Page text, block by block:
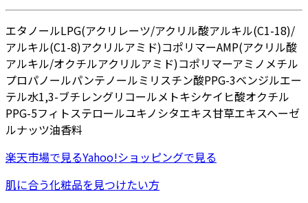
エタノールLPG(アクリレーツ/アクリル酸アルキル(C1-18)/
アルキル(C1-8)アクリルアミド)コポリマーAMP(アクリル酸
アルキル/オクチルアクリルアミド)コポリマーアミノメチル
プロパノールパンテノールミリスチン酸PPG-3ベンジルエー
テル水1,3-ブチレングリコールメトキシケイヒ酸オクチル
PPG-5フィトステロールユキノシタエキス甘草エキスヘーゼ
ルナッツ油香料
楽天市場で見るYahoo!ショッピングで見る
肌に合う化粧品を見つけたい方